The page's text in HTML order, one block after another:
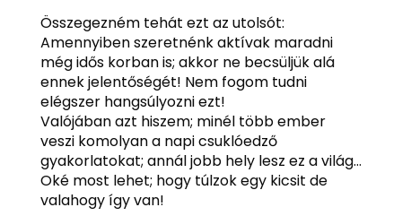
Összegezném tehát ezt az utolsót:
Amennyiben szeretnénk aktívak maradni
még idős korban is; akkor ne becsüljük alá
ennek jelentőségét! Nem fogom tudni
elégszer hangsúlyozni ezt!
Valójában azt hiszem; minél több ember
veszi komolyan a napi csuklóedző
gyakorlatokat; annál jobb hely lesz ez a világ…
Oké most lehet; hogy túlzok egy kicsit de
valahogy így van!